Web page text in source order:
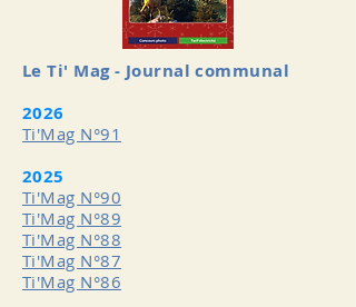
Le Ti' Mag - Journal communal
2026
Ti'Mag N°91
2025
Ti'Mag N°90
Ti'Mag N°89
Ti'Mag N°88
Ti'Mag N°87
Ti'Mag N°86